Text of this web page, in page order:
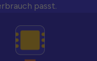
passt.